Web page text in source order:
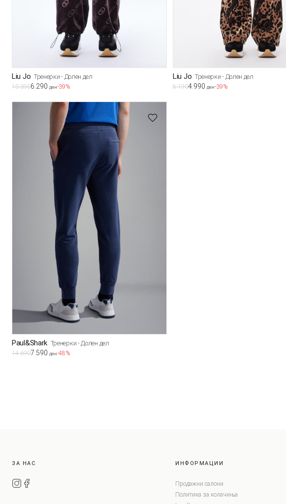
Liu Jo Тренерки - Долен дел
10.3906.290 ден-39%
Liu Jo Тренерки - Долен дел
8.1904.990 ден-39%
Paul&Shark Тренерки - Долен дел
14.6907.590 ден-48%
ЗА НАС ИНФОРМАЦИИ
Продажни салони
Политика за колачиња